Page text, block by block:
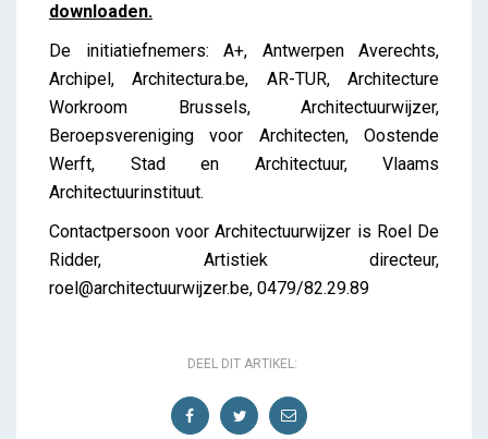
downloaden.
De initiatiefnemers: A+, Antwerpen Averechts,
Archipel, Architectura.be, AR-TUR, Architecture
Workroom Brussels, Architectuurwijzer,
Beroepsvereniging voor Architecten, Oostende
Werft, Stad en Architectuur, Vlaams
Architectuurinstituut.
Contactpersoon voor Architectuurwijzer is Roel De
Ridder, Artistiek directeur,
roel@architectuurwijzer.be, 0479/82.29.89
DEEL DIT ARTIKEL: